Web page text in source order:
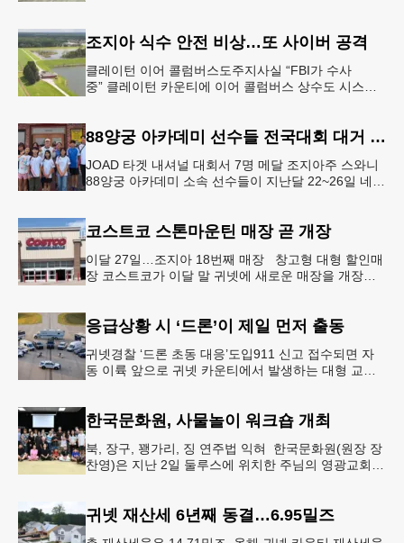
조지아 식수 안전 비상…또 사이버 공격
클레이턴 이어 콜럼버스도주지사실 “FBI가 수사
중” 클레이턴 카운티에 이어 콜럼버스 상수도 시스템
88양궁 아카데미 선수들 전국대회 대거 입상
JOAD 타겟 내셔널 대회서 7명 메달 조지아주 스와니
88양궁 아카데미 소속 선수들이 지난달 22~26일 네브
코스트코 스톤마운틴 매장 곧 개장
이달 27일…조지아 18번째 매장 창고형 대형 할인매
장 코스트코가 이달 말 귀넷에 새로운 매장을 개장한
응급상황 시 ‘드론’이 제일 먼저 출동
귀넷경찰 ‘드론 초동 대응’도입911 신고 접수되면 자
동 이륙 앞으로 귀넷 카운티에서 발생하는 대형 교통
한국문화원, 사물놀이 워크숍 개최
북, 장구, 꽹가리, 징 연주법 익혀 한국문화원(원장 장
찬영)은 지난 2일 둘루스에 위치한 주님의 영광교회에
귀넷 재산세 6년째 동결…6.95밀즈